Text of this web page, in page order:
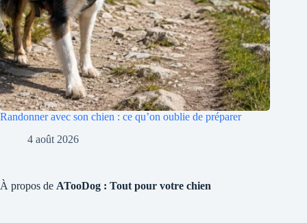
Randonner avec son chien : ce qu’on oublie de préparer
4 août 2026
À propos de ATooDog : Tout pour votre chien